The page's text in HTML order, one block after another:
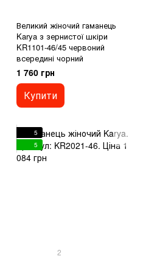
Великий жіночий гаманець
Karya з зернистої шкіри
KR1101-46/45 червоний
всередині чорний
1 760 грн
Купити
5
5
2